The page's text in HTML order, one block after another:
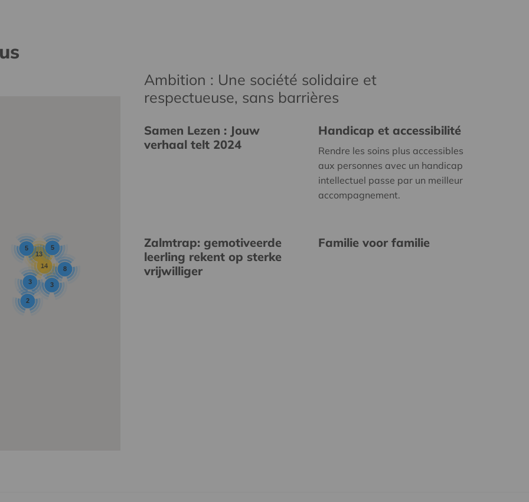
14 8
13
3
3
5
5
2
Ambition : Une société solidaire et
respectueuse, sans barrières
Samen Lezen : Jouw
verhaal telt 2024
Handicap et accessibilité
Rendre les soins plus accessibles
aux personnes avec un handicap
intellectuel passe par un meilleur
accompagnement.
Zalmtrap: gemotiveerde
leerling rekent op sterke
vrijwilliger
Familie voor familie